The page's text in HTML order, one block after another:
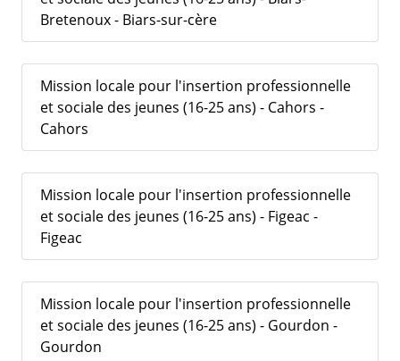
Bretenoux - Biars-sur-cère
Mission locale pour l'insertion professionnelle
et sociale des jeunes (16-25 ans) - Cahors -
Cahors
Mission locale pour l'insertion professionnelle
et sociale des jeunes (16-25 ans) - Figeac -
Figeac
Mission locale pour l'insertion professionnelle
et sociale des jeunes (16-25 ans) - Gourdon -
Gourdon